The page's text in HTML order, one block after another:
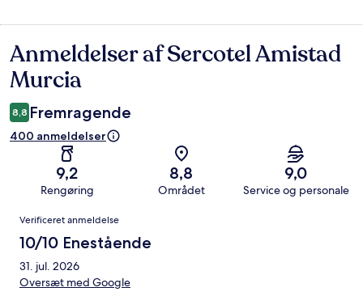
Anmeldelser
Anmeldelser af Sercotel Amistad
Murcia
8,8 Fremragende
400 anmeldelser
9,2
Rengøring
8,8
Området
9,0
Service og personale
Anmeldelser
Verificeret anmeldelse
10/10 Enestående
31. jul. 2026
Oversæt med Google